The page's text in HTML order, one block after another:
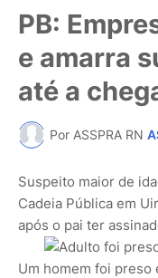
PB:
e amarra
até a
Por ASSPRA RN
Suspeito maior de
Cadeia Pública em
após o pai ter
Um homem foi preso